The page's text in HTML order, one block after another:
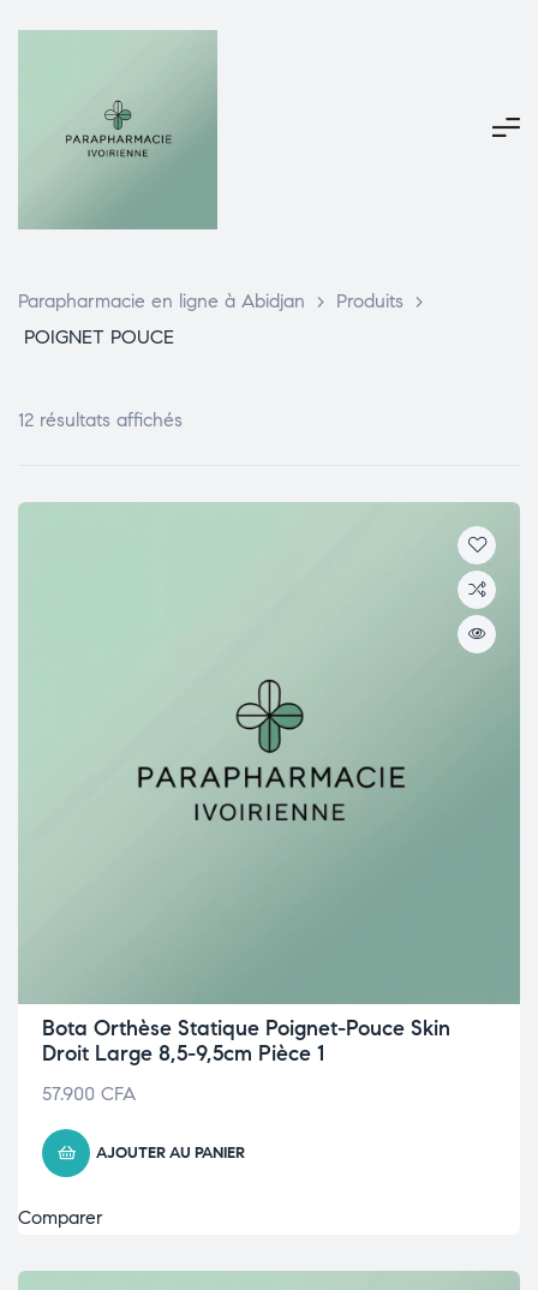
Parapharmacie en ligne à Abidjan > Produits
>
POIGNET POUCE
12 résultats affichés
Bota Orthèse Statique Poignet-Pouce Skin
Droit Large 8,5-9,5cm Pièce 1
57.900 CFA
AJOUTER AU PANIER
Comparer